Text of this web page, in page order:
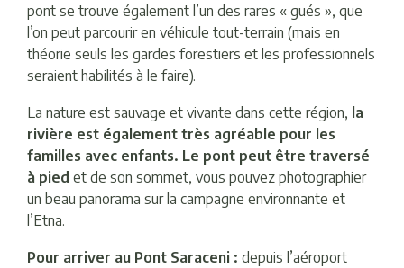
pont se trouve également l’un des rares « gués », que
l’on peut parcourir en véhicule tout-terrain (mais en
théorie seuls les gardes forestiers et les professionnels
seraient habilités à le faire).
La nature est sauvage et vivante dans cette région, la
rivière est également très agréable pour les
familles avec enfants. Le pont peut être traversé
à pied et de son sommet, vous pouvez photographier
un beau panorama sur la campagne environnante et
l’Etna.
Pour arriver au Pont Saraceni : depuis l’aéroport